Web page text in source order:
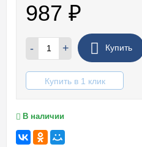
987 ₽
- + Купить
Купить в 1 клик
В наличии